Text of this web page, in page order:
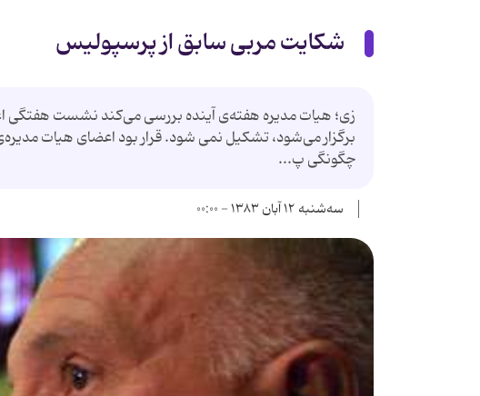
شکایت مربی سابق از پرسپولیس
زی؛ هیات مدیره هفته‌ی آینده بررسی می‌كند نشست هفتگی
برگزار می‌شود، تشكیل نمی شود. قرار بود اعضای هیات
چگونگی پ...
سه‌شنبه ۱۲ آبان ۱۳۸۳ - ۰۰:۰۰